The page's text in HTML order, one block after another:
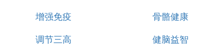
增强免疫 骨骼健康
调节三高 健脑益智